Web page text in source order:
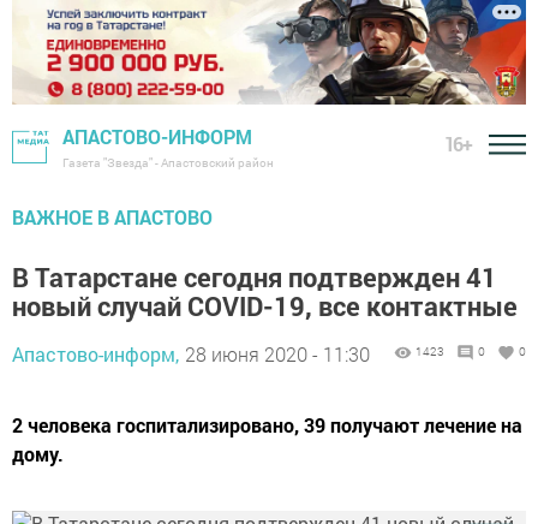
АПАСТОВО-ИНФОРМ
Газета "Звезда" - Апастовский район
16+
ВАЖНОЕ В АПАСТОВО
В Татарстане сегодня подтвержден 41
новый случай COVID-19, все контактные
Апастово-информ, 28 июня 2020 - 11:30 1423 0 0
2 человека госпитализировано, 39 получают лечение на
дому.